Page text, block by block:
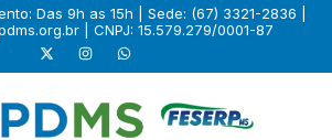
Das 9h as 15h | Sede: (67) 3321-2836 |
| CNPJ: 15.579.279/0001-87